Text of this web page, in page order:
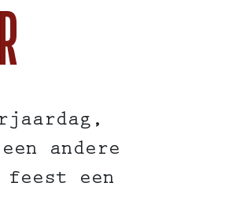
andere
feest een